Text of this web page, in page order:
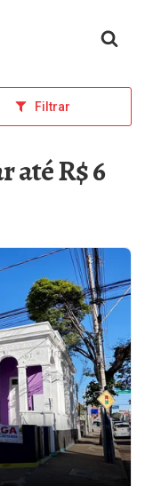
Filtrar
até R$ 6